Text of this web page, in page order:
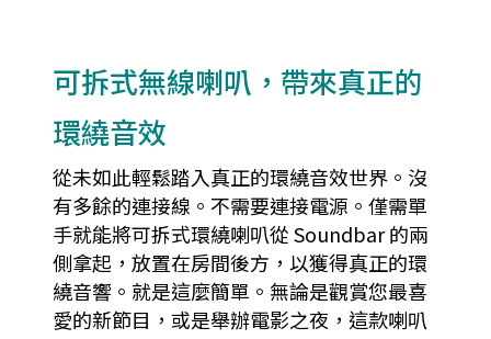
可拆式無線喇叭，帶來真正的
環繞音效
從未如此輕鬆踏入真正的環繞音效世界。沒
有多餘的連接線。不需要連接電源。僅需單
手就能將可拆式環繞喇叭從 Soundbar 的兩
側拿起，放置在房間後方，以獲得真正的環
繞音響。就是這麼簡單。無論是觀賞您最喜
愛的新節目，或是舉辦電影之夜，這款喇叭